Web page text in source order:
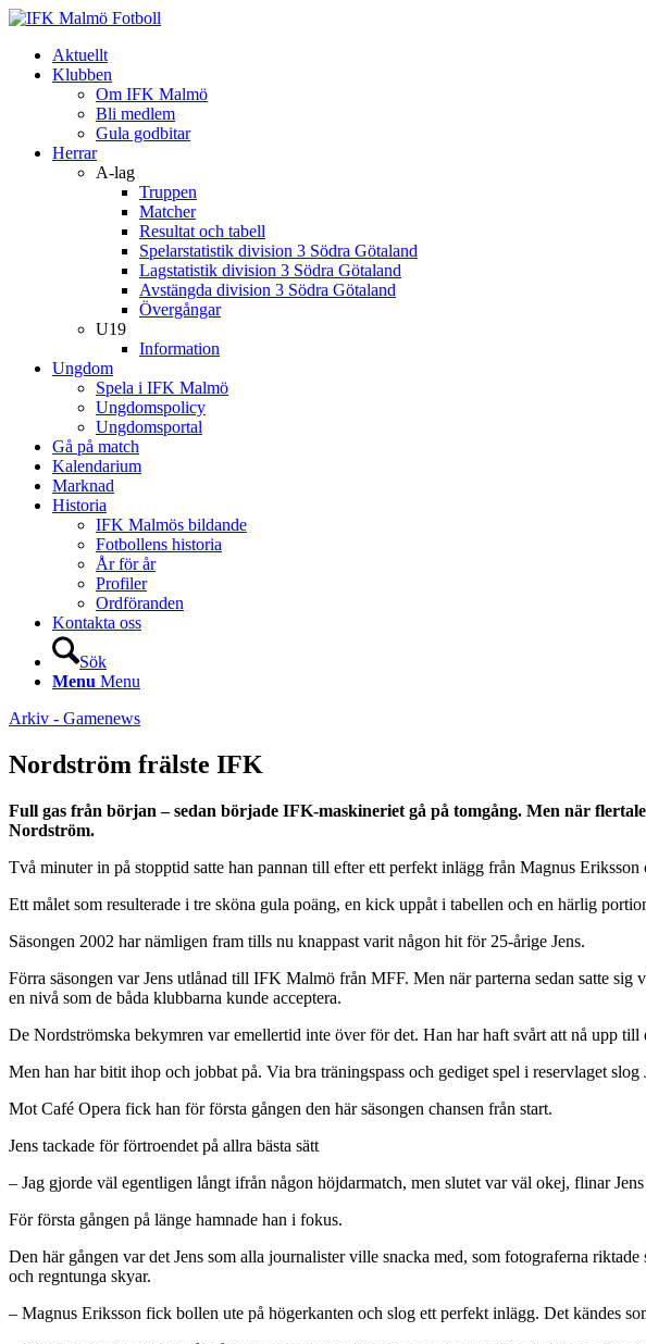
Aktuellt
Klubben
Om IFK Malmö
Bli medlem
Gula godbitar
Herrar
A-lag
Truppen
Matcher
Resultat och tabell
Spelarstatistik division 3 Södra Götaland
Lagstatistik division 3 Södra Götaland
Avstängda division 3 Södra Götaland
Övergångar
U19
Information
Ungdom
Spela i IFK Malmö
Ungdomspolicy
Ungdomsportal
Gå på match
Kalendarium
Marknad
Historia
IFK Malmös bildande
Fotbollens historia
År för år
Profiler
Ordföranden
Kontakta oss
Sök
Menu Menu
Arkiv - Gamenews
Nordström frälste IFK
Full gas från början – sedan började IFK-maskineriet gå på tomgång. Men när
Nordström.
Två minuter in på stopptid satte han pannan till efter ett perfekt inlägg från Magnus
Ett målet som resulterade i tre sköna gula poäng, en kick uppåt i tabellen och en härlig
Säsongen 2002 har nämligen fram tills nu knappast varit någon hit för 25-årige Jens.
Förra säsongen var Jens utlånad till IFK Malmö från MFF. Men när parterna sedan satte
en nivå som de båda klubbarna kunde acceptera.
De Nordströmska bekymren var emellertid inte över för det. Han har haft svårt att nå upp
Men han har bitit ihop och jobbat på. Via bra träningspass och gediget spel i reservlaget
Mot Café Opera fick han för första gången den här säsongen chansen från start.
Jens tackade för förtroendet på allra bästa sätt
– Jag gjorde väl egentligen långt ifrån någon höjdarmatch, men slutet var väl okej, flinar
För första gången på länge hamnade han i fokus.
Den här gången var det Jens som alla journalister ville snacka med, som fotograferna
och regntunga skyar.
– Magnus Eriksson fick bollen ute på högerkanten och slog ett perfekt inlägg. Det kändes